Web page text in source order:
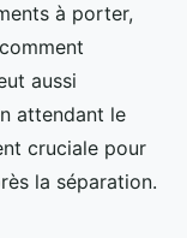
à porter,
aussi
attendant le
cruciale pour
la séparation.